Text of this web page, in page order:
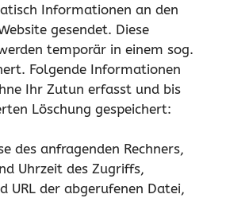
Informationen an den
gesendet. Diese
temporär in einem sog.
Folgende Informationen
Ihr Zutun erfasst und bis
Löschung gespeichert:
des anfragenden Rechners,
Uhrzeit des Zugriffs,
URL der abgerufenen Datei,